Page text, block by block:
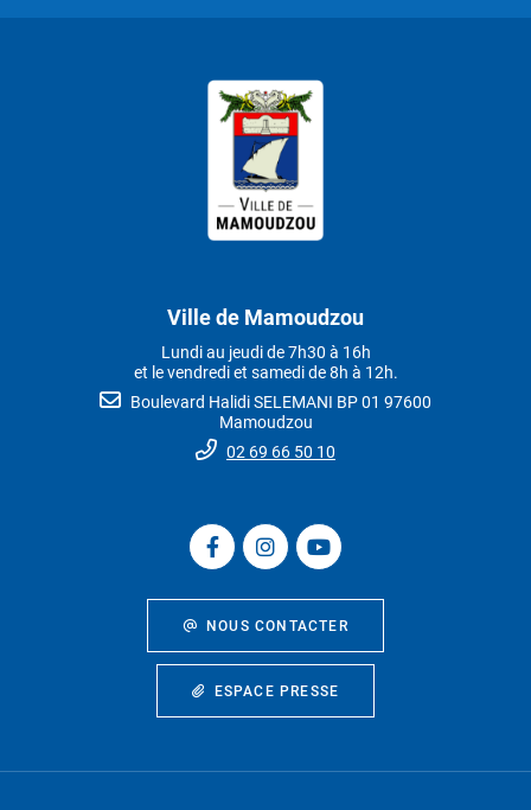
Ville de Mamoudzou
Lundi au jeudi de 7h30 à 16h
et le vendredi et samedi de 8h à 12h.
Boulevard Halidi SELEMANI BP 01 97600
Mamoudzou
02 69 66 50 10
NOUS CONTACTER
ESPACE PRESSE